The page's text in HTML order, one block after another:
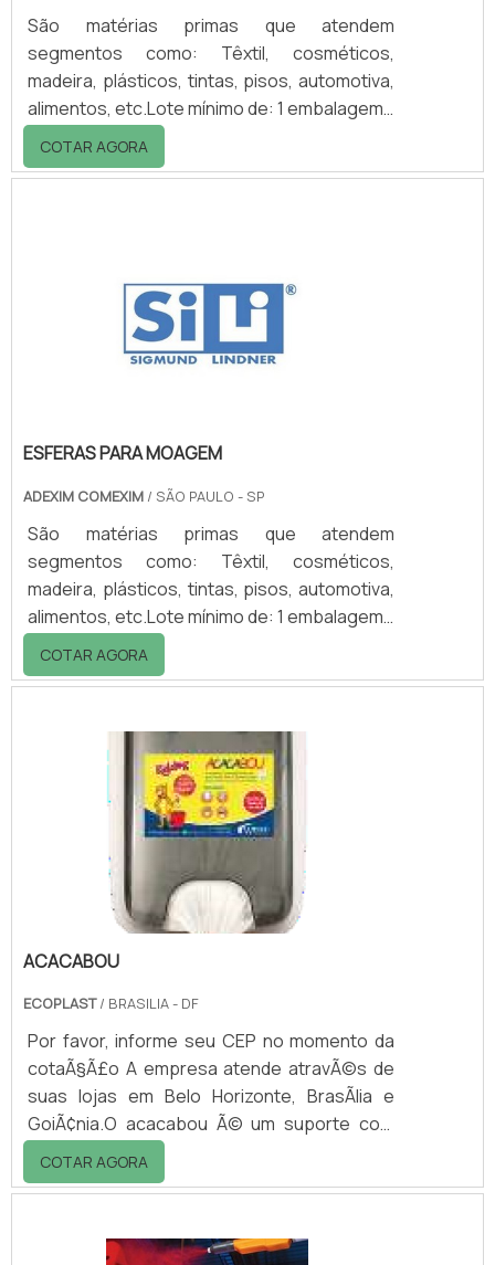
São matérias primas que atendem
segmentos como: Têxtil, cosméticos,
madeira, plásticos, tintas, pisos, automotiva,
alimentos, etc.Lote mínimo de: 1 embalagem -
20kgAnticorrosivos de equipamentos
industriais da marca SNCZA SNCZ
de estrôncio, para uso em tintas e
revestimentos. Além disso, a empresa
desenvolve uma linha de produtos parti.
COTAR AGORA
ESFERAS PARA MOAGEM
ADEXIM COMEXIM / SÃO PAULO - SP
São matérias primas que atendem
segmentos como: Têxtil, cosméticos,
madeira, plásticos, tintas, pisos, automotiva,
alimentos, etc.Lote mínimo de: 1 embalagem -
20kgEsferas SilibeadsA Silibeads possui uma
linha de produtos contendo esferas de vidro,
zircônio, esferas de óxido de zircônio
revestidas com ceria ou ytrium e também as
esferas de ytrium premium para
revestimentos transparentes. Podem ser
utilizados em linha automotiva, cosméticos e
farmacêuti.
COTAR AGORA
ACACABOU
ECOPLAST/ BRASILIA - DF
Por favor, informe seu CEP no momento da
cotaÃ§Ã£o A empresa atende atravÃ©s de
suas lojas em Belo Horizonte, BrasÃ­lia e
GoiÃ¢nia.O acacabou Ã© um suporte com
capacidade para 500 saquinhos utilizado
para coleta das fezes dos cÃ£es. Fabricado
aditivados com filtro UV, nylon 66 e aÃ§o inox.
COTAR AGORA